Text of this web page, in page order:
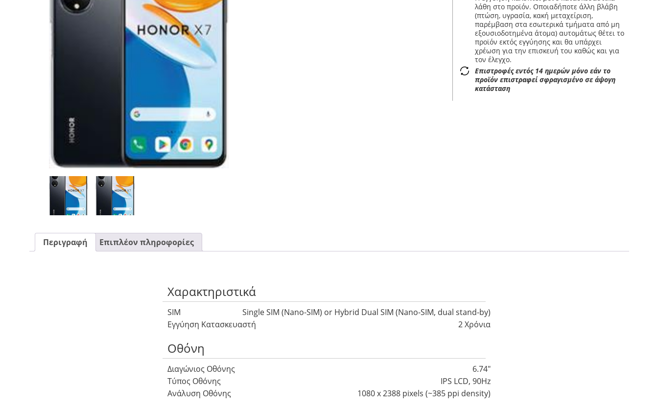
CASE FANS
LIQUID COOLERS
ΕΙΚΟΝΑ-ΗΧΟΣ
ΠΡΟΣΩΠΙΚΗ ΦΡΟΝΤΙΔΑ
λάθη στο προϊόν. Οποιαδήποτε άλλη βλάβη
(πτώση, υγρασία, κακή μεταχείριση,
παρέμβαση στα εσωτερικά τμήματα από μη
εξουσιοδοτημένα άτομα) αυτομάτως θέτει το
προϊόν εκτός εγγύησης και θα υπάρχει
χρέωση για την επισκευή του καθώς και για
τον έλεγχο.
Επιστροφές εντός 14 ημερών μόνο εάν το
προϊόν επιστραφεί σφραγισμένο σε άψογη
κατάσταση
Περιγραφή Επιπλέον πληροφορίες
Χαρακτηριστικά
SIM
Single SIM (Nano-SIM) or Hybrid Dual SIM (Nano-SIM, dual stand-by)
Εγγύηση Κατασκευαστή
2 Χρόνια
Οθόνη
Διαγώνιος Οθόνης
6.74″
Τύπος Οθόνης
IPS LCD, 90Hz
Ανάλυση Οθόνης
1080 x 2388 pixels (~385 ppi density)